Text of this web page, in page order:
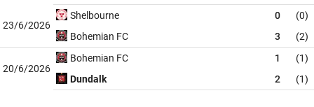
23/6/2026
Shelbourne 0
(0)
Bohemian FC
3 (2)
20/6/2026
Bohemian FC 1
(1)
Dundalk
2 (1)